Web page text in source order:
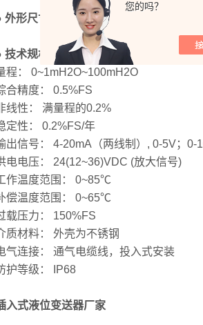
您的吗？
外形尺寸
技术规格
程： 0~1mH2O~100mH2O
合精度： 0.5%FS
线性： 满量程的0.2%
定性： 0.2%FS/年
出信号： 4-20mA（两线制）, 0-5V；0-
电电压： 24(12~36)VDC (放大信号)
作温度范围： 0~85℃
偿温度范围： 0~65℃
载压力： 150%FS
质材料： 外壳为不锈钢
气连接： 通气电缆线，投入式安装
护等级： IP68
入式液位变送器厂家